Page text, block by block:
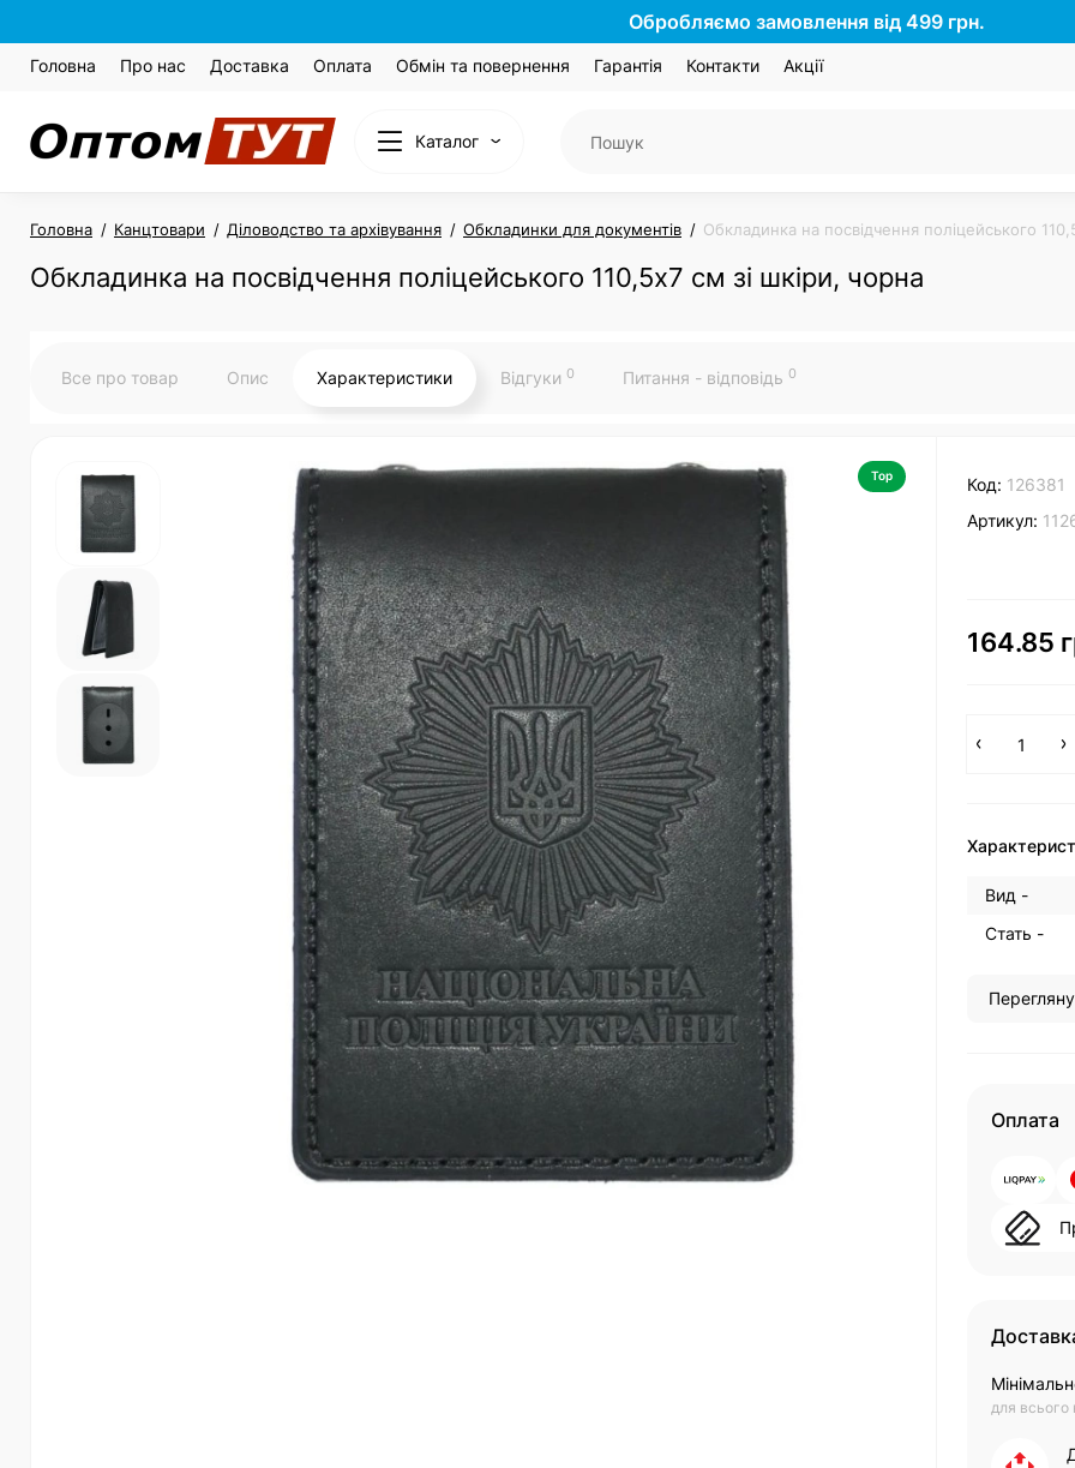
Обробляємо замовлення від 499 грн.
Головна Про нас Доставка Оплата Обмін та повернення Гарантія Контакти Акції
Каталог
Головна Канцтовари Діловодство та архівування Обкладинки для документів Обкладинка на посвідчення поліцейського
Обкладинка на посвідчення поліцейського 110,5х7 см зі шкіри, чорна
Все про товар Опис Характеристики Відгуки 0 Питання - відповідь 0
Top Код: 126381
Артикул:
164.85
Вид -
Стать -
Оплата
для всього